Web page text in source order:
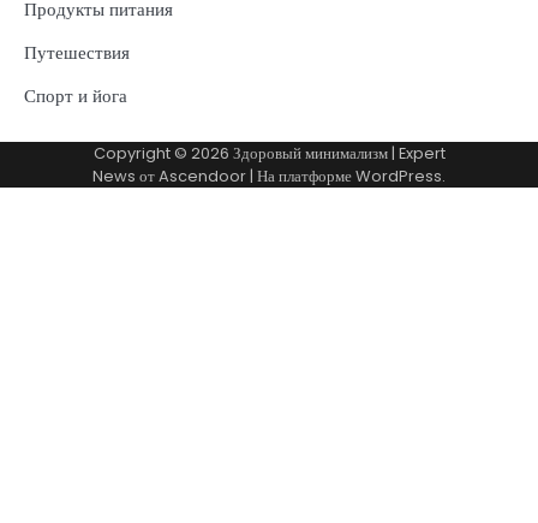
Продукты питания
Путешествия
Спорт и йога
Copyright © 2026 Здоровый минимализм| Expert
News отAscendoor| На платформеWordPress.